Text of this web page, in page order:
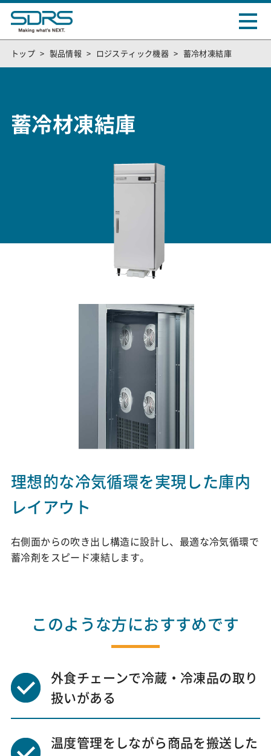
トップ 製品情報 ロジスティック機器 蓄冷材凍結庫
蓄冷材凍結庫
理想的な冷気循環を実現した庫内
レイアウト
右側面からの吹き出し構造に設計し、最適な冷気循環で
蓄冷剤をスピード凍結します。
このような方におすすめです
外食チェーンで冷蔵・冷凍品の取り
扱いがある
温度管理をしながら商品を搬送した